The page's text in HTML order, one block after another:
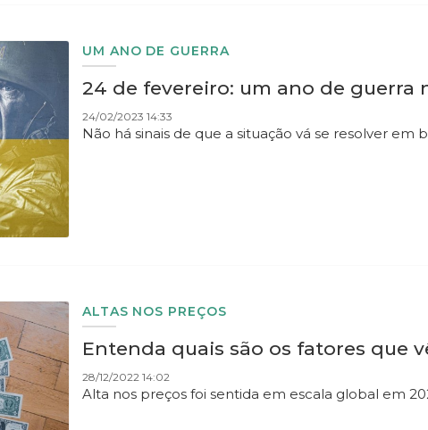
UM ANO DE GUERRA
24 de fevereiro: um ano de guerra
24/02/2023 14:33
Não há sinais de que a situação vá se resolver em
ALTAS NOS PREÇOS
Entenda quais são os fatores que
28/12/2022 14:02
Alta nos preços foi sentida em escala global em